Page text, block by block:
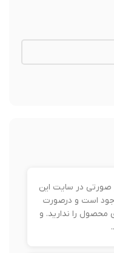
در سایت این
است و درصورت
را ندارید. و